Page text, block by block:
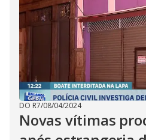
DO R7/08/04/2024
Novas vítimas